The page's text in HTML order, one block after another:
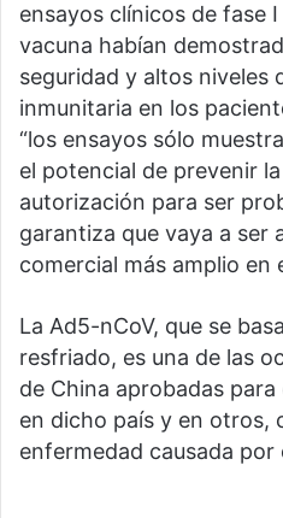
ensayos clínicos de fase
vacuna habían
seguridad y altos niveles
inmunitaria en los
“los ensayos sólo
el potencial de prevenir
autorización para ser
garantiza que vaya a ser
comercial más amplio en
La Ad5-nCoV, que se
resfriado, es una de las
de China aprobadas
en dicho país y en otros,
enfermedad causada por